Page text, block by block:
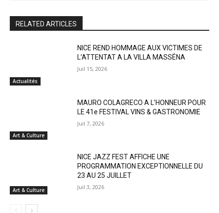
RELATED ARTICLES
Actualités
NICE REND HOMMAGE AUX VICTIMES DE
L’ATTENTAT A LA VILLA MASSÉNA
Juil 15, 2026
Art & Culture
MAURO COLAGRECO A L’HONNEUR POUR
LE 41e FESTIVAL VINS & GASTRONOMIE
Juil 7, 2026
Art & Culture
NICE JAZZ FEST AFFICHE UNE
PROGRAMMATION EXCEPTIONNELLE DU
23 AU 25 JUILLET
Juil 3, 2026